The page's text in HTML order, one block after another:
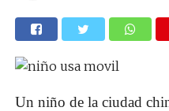
Un niño de la ciudad